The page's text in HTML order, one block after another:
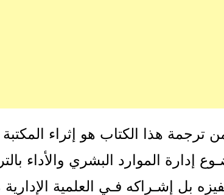
ترجمة هذا الكتاب هو إثراء
إدارة الموارد البشري والأداء
بل إشـراكه فـي العلمية